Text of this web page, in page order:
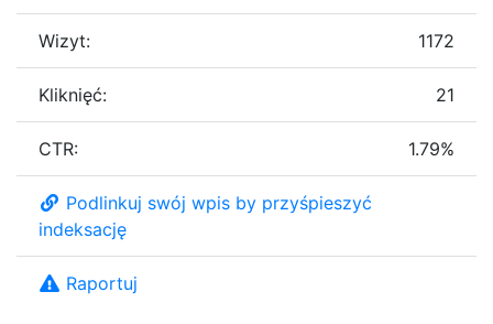
Wizyt: 1172
Kliknięć: 21
CTR: 1.79%
Podlinkuj swój wpis by przyśpieszyć
indeksację
Raportuj